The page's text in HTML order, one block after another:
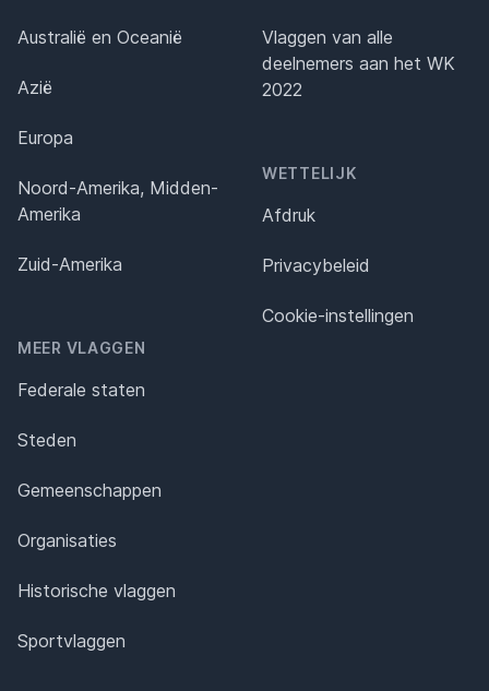
Australië en Oceanië
Azië
Europa
Noord-Amerika, Midden-
Amerika
Zuid-Amerika
MEER VLAGGEN
Federale staten
Steden
Gemeenschappen
Organisaties
Historische vlaggen
Sportvlaggen
Vlaggen van alle
deelnemers aan het WK
2022
WETTELIJK
Afdruk
Privacybeleid
Cookie-instellingen